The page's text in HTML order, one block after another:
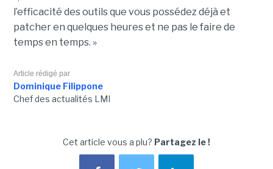
l’efficacité des outils que vous possédez déjà et
patcher en quelques heures et ne pas le faire de
temps en temps. »
Article rédigé par
Dominique Filippone
Chef des actualités LMI
Cet article vous a plu? Partagez le !